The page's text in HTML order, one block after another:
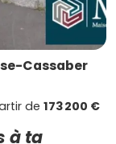
Cassaber
de 173 200 €
à ta